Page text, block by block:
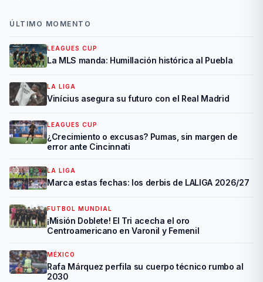
ÚLTIMO MOMENTO
LEAGUES CUP
La MLS manda: Humillación histórica al Puebla
LA LIGA
Vinícius asegura su futuro con el Real Madrid
LEAGUES CUP
¿Crecimiento o excusas? Pumas, sin margen de
error ante Cincinnati
LA LIGA
Marca estas fechas: los derbis de LALIGA 2026/27
FUTBOL MUNDIAL
¡Misión Doblete! El Tri acecha el oro
Centroamericano en Varonil y Femenil
MÉXICO
Rafa Márquez perfila su cuerpo técnico rumbo al
2030